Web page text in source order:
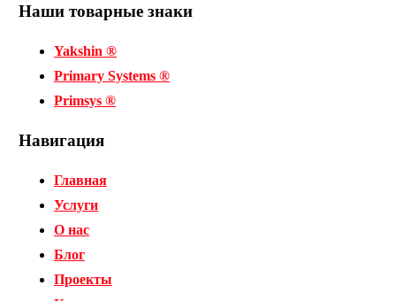
Наши товарные знаки
Yakshin ®
Primary Systems ®
Primsys ®
Навигация
Главная
Услуги
О нас
Блог
Проекты